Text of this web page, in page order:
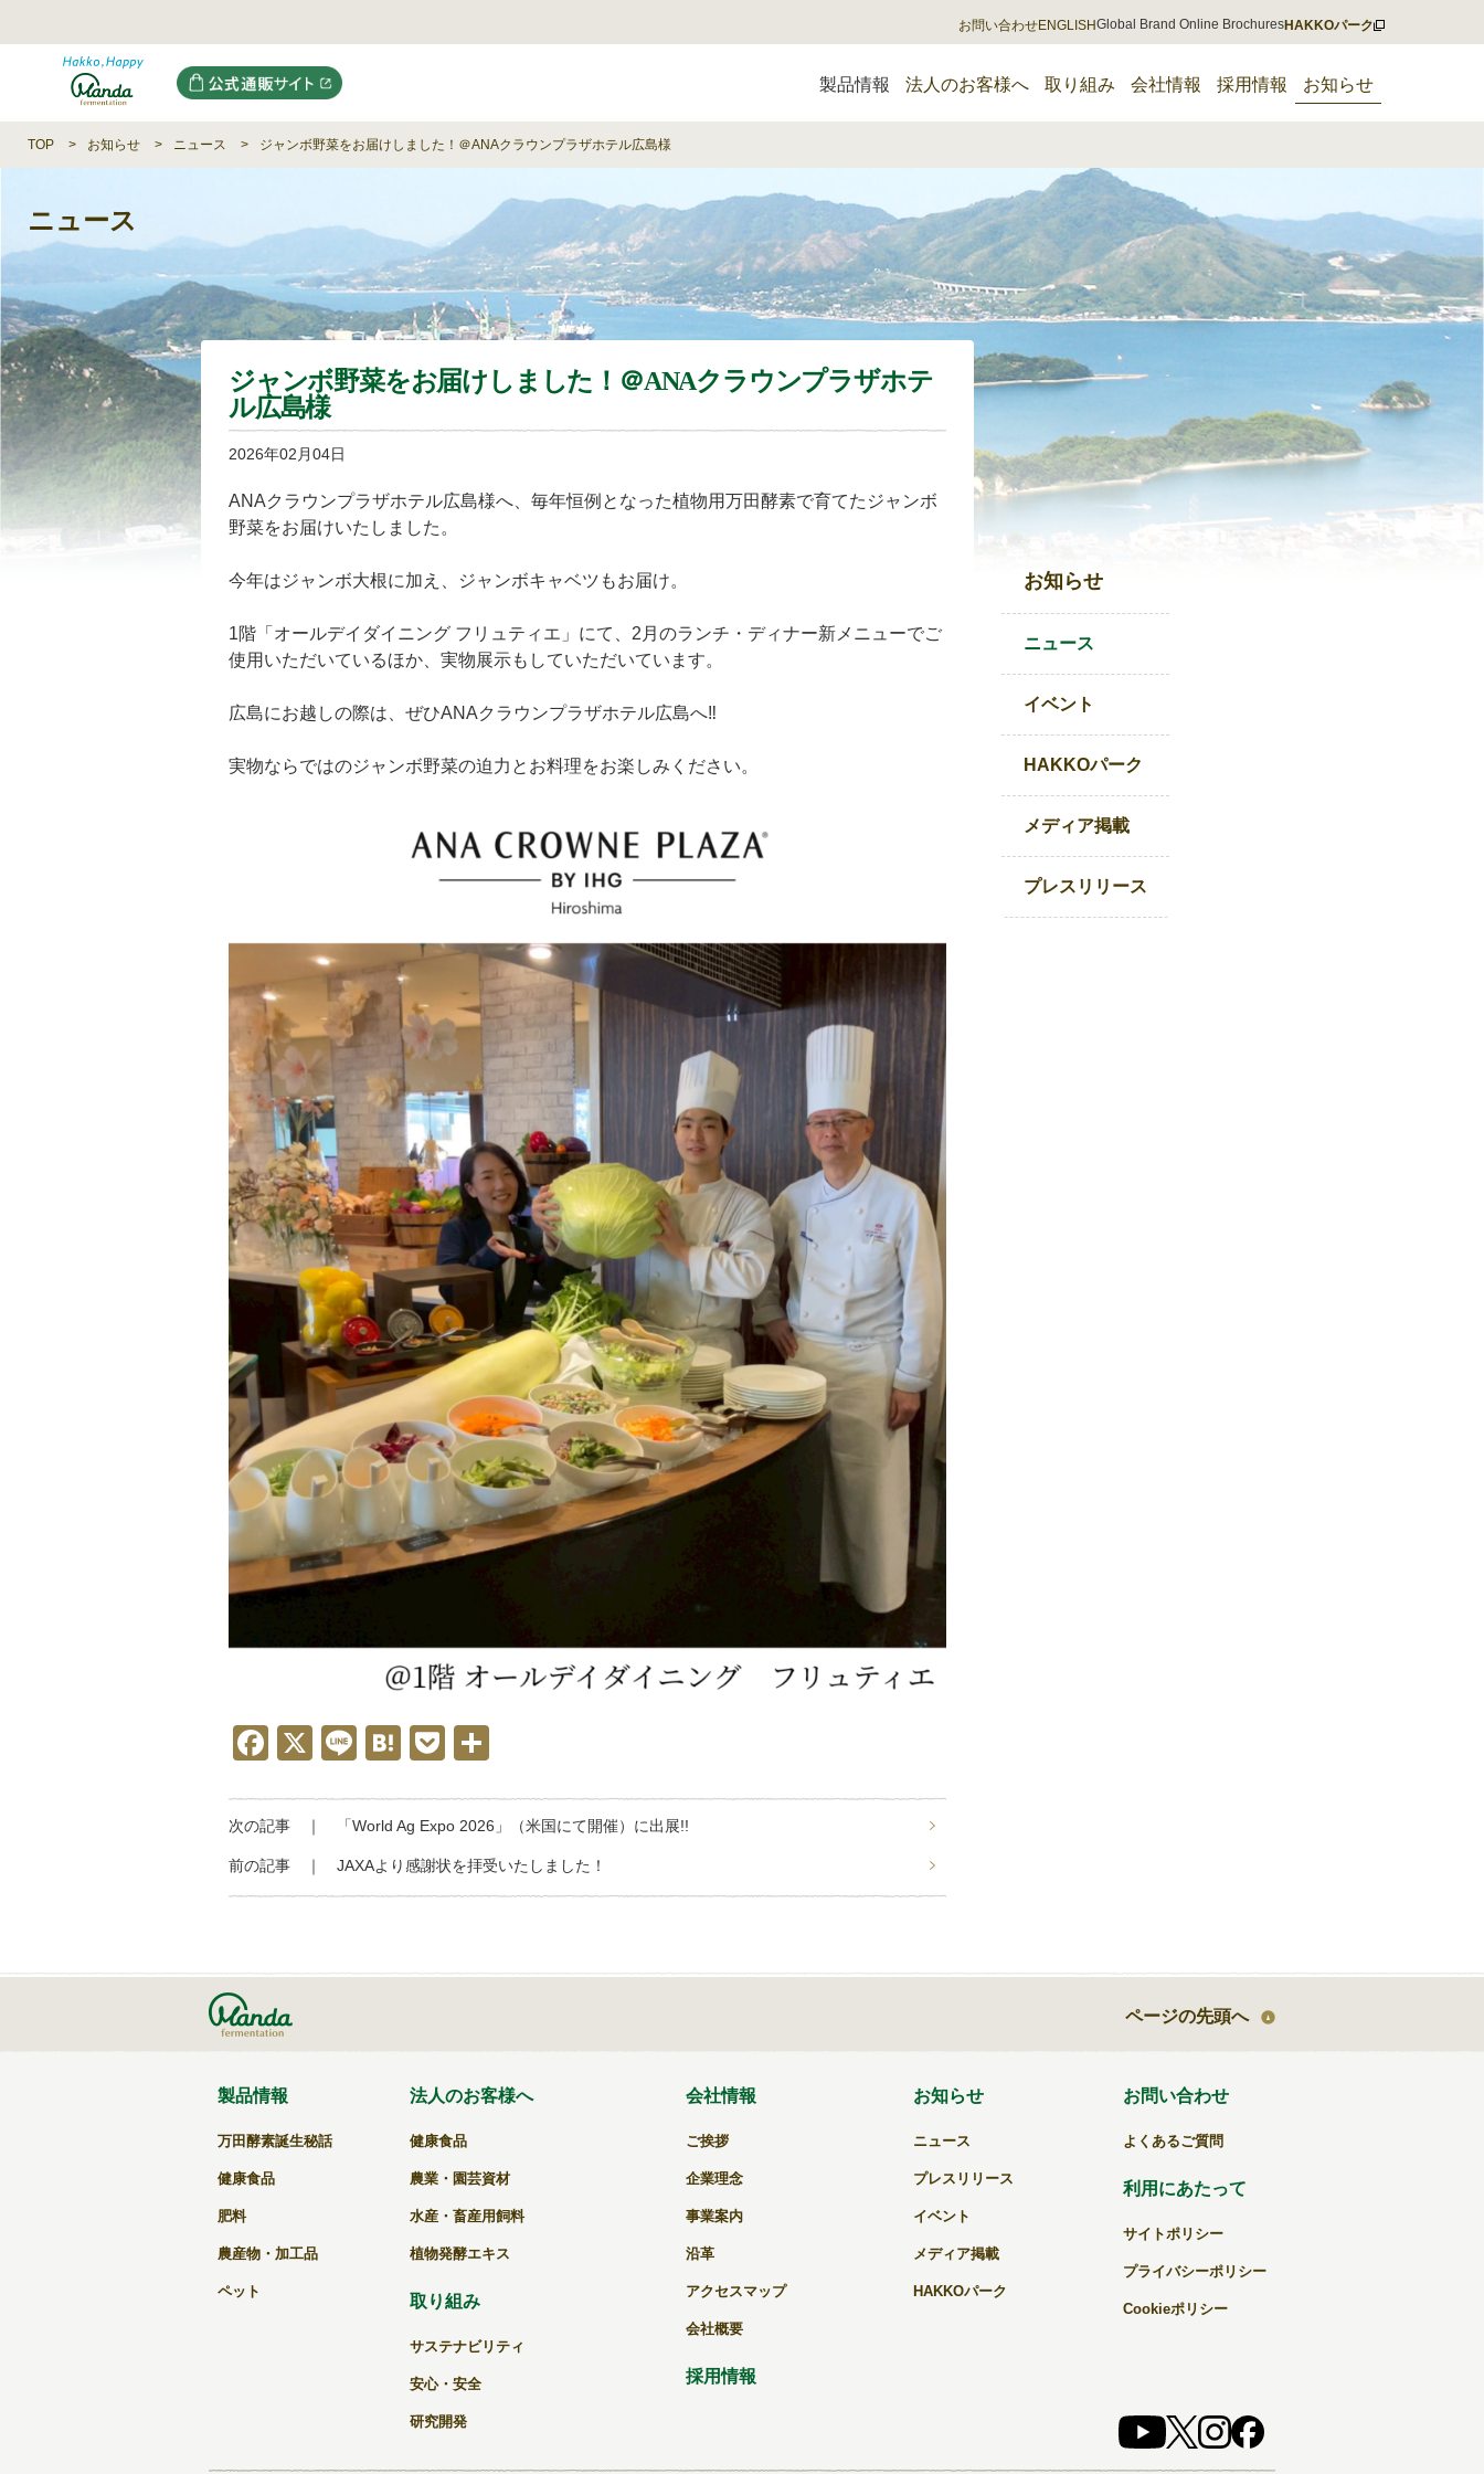
お問い合わせENGLISHGlobal Brand Online BrochuresHAKKOパーク
製品情報 法人のお客様へ 取り組み 会社情報 採用情報 お知らせ
TOP お知らせ ニュース ジャンボ野菜をお届けしました！＠ANAクラウンプラザホテル広島様
ニュース
ジャンボ野菜をお届けしました！＠ANAクラウンプラザホテ
ル広島様
2026年02月04日
ANAクラウンプラザホテル広島様へ、毎年恒例となった植物用万田酵素で育てたジャンボ
野菜をお届けいたしました。
今年はジャンボ大根に加え、ジャンボキャベツもお届け。
1階「オールデイダイニング フリュティエ」にて、2月のランチ・ディナー新メニューでご
使用いただいているほか、実物展示もしていただいています。
広島にお越しの際は、ぜひANAクラウンプラザホテル広島へ‼
実物ならではのジャンボ野菜の迫力とお料理をお楽しみください。
F
c
e
b
k
X
Li
e
H
e
n
a
P
ck
次の記事 ｜ 「World Ag Expo 2026」（米国にて開催）に出展!!
前の記事 ｜ JAXAより感謝状を拝受いたしました！
お知らせ
ニュース
イベント
HAKKOパーク
メディア掲載
プレスリリース
ページの先頭へ
製品情報
万田酵素誕生秘話
健康食品
肥料
農産物・加工品
ペット
法人のお客様へ
健康食品
農業・園芸資材
水産・畜産用飼料
植物発酵エキス
取り組み
サステナビリティ
安心・安全
研究開発
会社情報
ご挨拶
企業理念
事業案内
沿革
アクセスマップ
会社概要
採用情報
お知らせ
ニュース
プレスリリース
イベント
メディア掲載
HAKKOパーク
お問い合わせ
よくあるご質問
利用にあたって
サイトポリシー
プライバシーポリシー
Cookieポリシー